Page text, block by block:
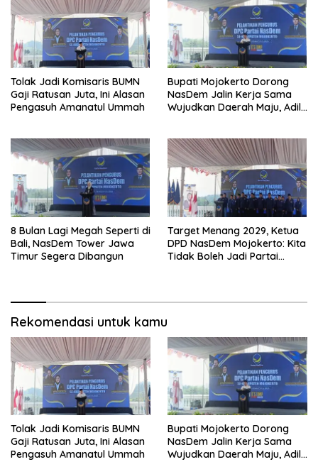
Tolak Jadi Komisaris BUMN
Gaji Ratusan Juta, Ini Alasan
Pengasuh Amanatul Ummah
Bupati Mojokerto Dorong
NasDem Jalin Kerja Sama
Wujudkan Daerah Maju, Adil,
8 Bulan Lagi Megah Seperti di
Bali, NasDem Tower Jawa
Timur Segera Dibangun
Target Menang 2029, Ketua
DPD NasDem Mojokerto: Kita
Tidak Boleh Jadi Partai
Rekomendasi untuk kamu
Tolak Jadi Komisaris BUMN
Gaji Ratusan Juta, Ini Alasan
Pengasuh Amanatul Ummah
Bupati Mojokerto Dorong
NasDem Jalin Kerja Sama
Wujudkan Daerah Maju, Adil,